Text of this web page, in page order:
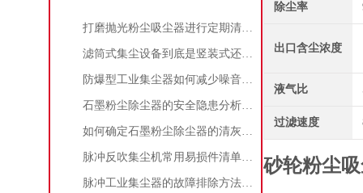
打磨抛光粉尘吸尘器进行定期清理的重要性
滤筒式集尘设备到底是竖装式还是横装式？
防爆型工业集尘器如何减少噪音?三个方法轻松解决
石墨粉尘除尘器的安全隐患分析及应对措施
如何确定石墨粉尘除尘器的清灰速度？
脉冲反吹集尘机常用易损件清单与更换周期建议
脉冲工业集尘器的故障排除方法和注意事项
除尘率
出口含尘浓度
液气比
过滤速度
砂轮粉尘